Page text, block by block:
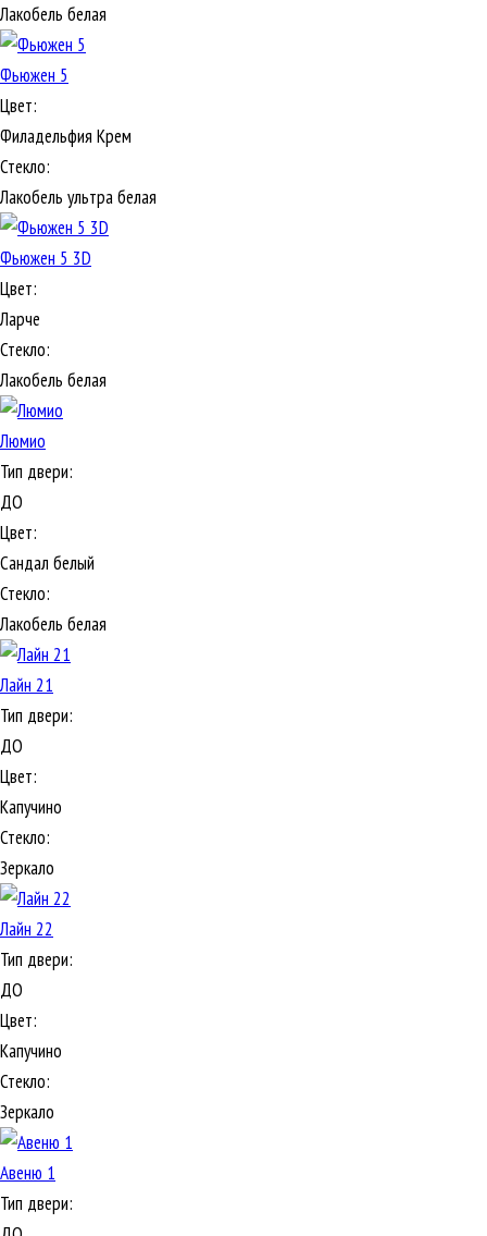
Лакобель белая
Фьюжен 5
Цвет:
Филадельфия Крем
Стекло:
Лакобель ультра белая
Фьюжен 5 3D
Цвет:
Ларче
Стекло:
Лакобель белая
Люмио
Тип двери:
ДО
Цвет:
Сандал белый
Стекло:
Лакобель белая
Лайн 21
Тип двери:
ДО
Цвет:
Капучино
Стекло:
Зеркало
Лайн 22
Тип двери:
ДО
Цвет:
Капучино
Стекло:
Зеркало
Авеню 1
Тип двери: